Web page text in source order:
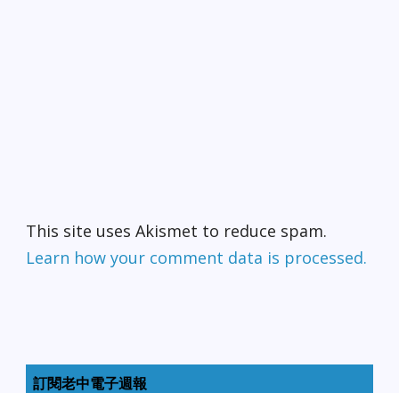
This site uses Akismet to reduce spam.
Learn how your comment data is processed.
訂閱老中電子週報